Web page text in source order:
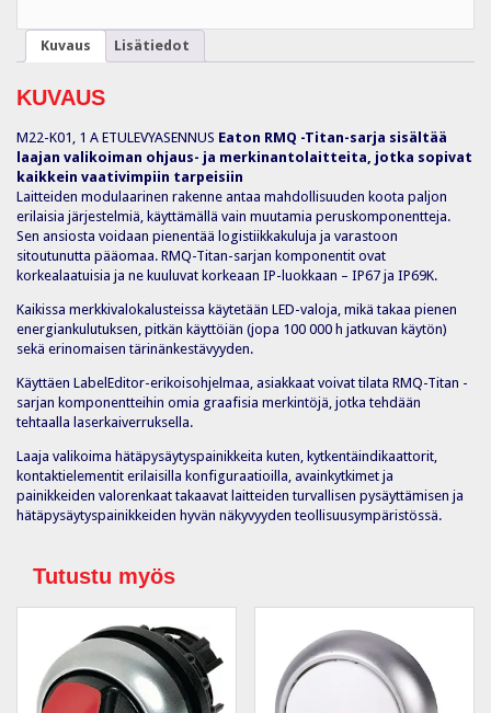
Kuvaus Lisätiedot
KUVAUS
M22-K01, 1 A ETULEVYASENNUS Eaton RMQ -Titan-sarja sisältää
laajan valikoiman ohjaus- ja merkinantolaitteita, jotka sopivat
kaikkein vaativimpiin tarpeisiin
Laitteiden modulaarinen rakenne antaa mahdollisuuden koota paljon
erilaisia järjestelmiä, käyttämällä vain muutamia peruskomponentteja.
Sen ansiosta voidaan pienentää logistiikkakuluja ja varastoon
sitoutunutta pääomaa. RMQ-Titan-sarjan komponentit ovat
korkealaatuisia ja ne kuuluvat korkeaan IP-luokkaan – IP67 ja IP69K.
Kaikissa merkkivalokalusteissa käytetään LED-valoja, mikä takaa pienen
energiankulutuksen, pitkän käyttöiän (jopa 100 000 h jatkuvan käytön)
sekä erinomaisen tärinänkestävyyden.
Käyttäen LabelEditor-erikoisohjelmaa, asiakkaat voivat tilata RMQ-Titan -
sarjan komponentteihin omia graafisia merkintöjä, jotka tehdään
tehtaalla laserkaiverruksella.
Laaja valikoima hätäpysäytyspainikkeita kuten, kytkentäindikaattorit,
kontaktielementit erilaisilla konfiguraatioilla, avainkytkimet ja
painikkeiden valorenkaat takaavat laitteiden turvallisen pysäyttämisen ja
hätäpysäytyspainikkeiden hyvän näkyvyyden teollisuusympäristössä.
Tutustu myös